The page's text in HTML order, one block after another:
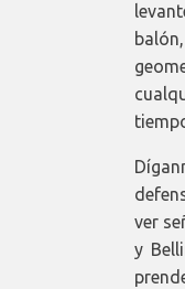
ver
y